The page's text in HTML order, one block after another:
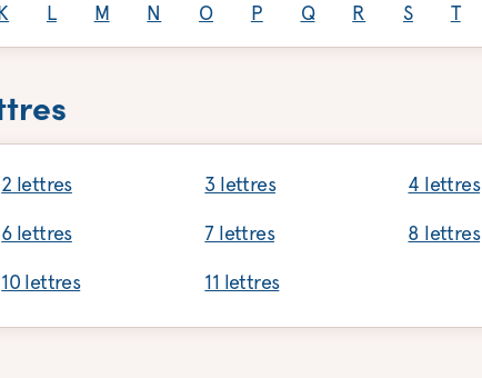
L M N O P Q R S T
2 lettres 3 lettres 4 lettres
6 lettres 7 lettres 8 lettres
10 lettres 11 lettres